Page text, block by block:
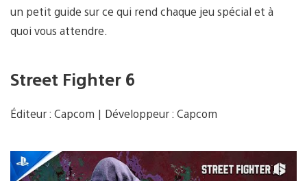
un petit guide sur ce qui rend chaque jeu spécial et à
quoi vous attendre.
Street Fighter 6
Éditeur : Capcom | Développeur : Capcom